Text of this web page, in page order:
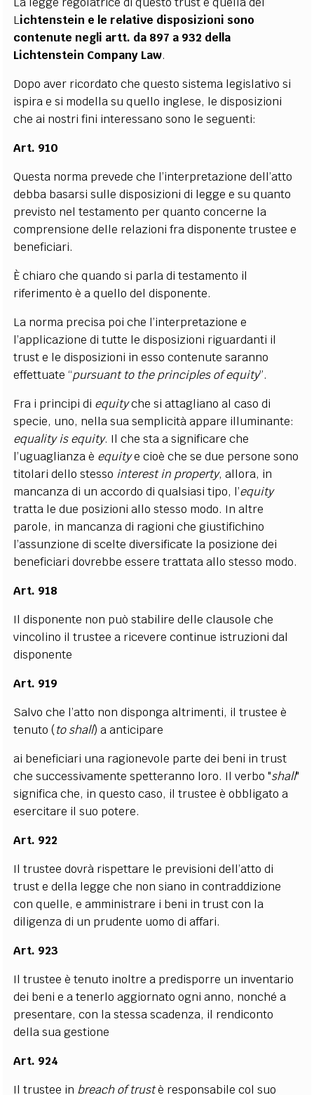
Lichtenstein e le relative disposizioni sono
contenute negli artt. da 897 a 932 della
Lichtenstein Company Law.
Dopo aver ricordato che questo sistema legislativo si
ispira e si modella su quello inglese, le disposizioni
che ai nostri fini interessano sono le seguenti:
Art. 910
Questa norma prevede che l’interpretazione dell’atto
debba basarsi sulle disposizioni di legge e su quanto
previsto nel testamento per quanto concerne la
comprensione delle relazioni fra disponente trustee e
beneficiari.
È chiaro che quando si parla di testamento il
riferimento è a quello del disponente.
La norma precisa poi che l’interpretazione e
l’applicazione di tutte le disposizioni riguardanti il
trust e le disposizioni in esso contenute saranno
effettuate “pursuant to the principles of equity”.
Fra i principi di equityche si attagliano al caso di
specie, uno, nella sua semplicità appare illuminante:
equality is equity. Il che sta a significare che
l’uguaglianza è equitye cioè che se due persone sono
titolari dello stesso interest in property, allora, in
mancanza di un accordo di qualsiasi tipo, l’equity
tratta le due posizioni allo stesso modo. In altre
parole, in mancanza di ragioni che giustifichino
l’assunzione di scelte diversificate la posizione dei
beneficiari dovrebbe essere trattata allo stesso modo.
Art. 918
Il disponente non può stabilire delle clausole che
vincolino il trustee a ricevere continue istruzioni dal
disponente
Art. 919
Salvo che l’atto non disponga altrimenti, il trustee è
tenuto (to shall) a anticipare
ai beneficiari una ragionevole parte dei beni in trust
che successivamente spetteranno loro. Il verbo "shall"
significa che, in questo caso, il trustee è obbligato a
esercitare il suo potere.
Art. 922
Il trustee dovrà rispettare le previsioni dell’atto di
trust e della legge che non siano in contraddizione
con quelle, e amministrare i beni in trust con la
diligenza di un prudente uomo di affari.
Art. 923
Il trustee è tenuto inoltre a predisporre un inventario
dei beni e a tenerlo aggiornato ogni anno, nonché a
presentare, con la stessa scadenza, il rendiconto
della sua gestione
Art. 924
Il trustee in breach of trustè responsabile col suo